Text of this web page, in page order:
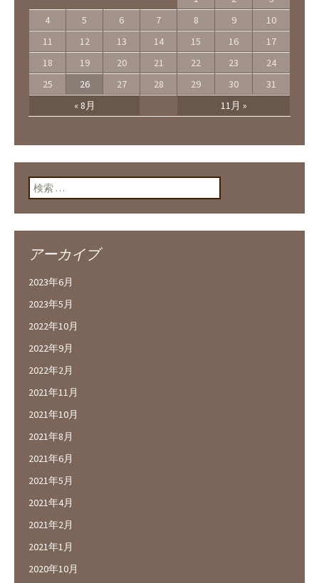
« 8月 11月 »
4
5 6 7 8 9
10
11
12 13 14 15 16
17
18
19 20 21 22 23
24
25
26 27 28 29 30 31
検索:
アーカイブ
2023年6月
2023年5月
2022年10月
2022年9月
2022年2月
2021年11月
2021年10月
2021年8月
2021年6月
2021年5月
2021年4月
2021年2月
2021年1月
2020年10月